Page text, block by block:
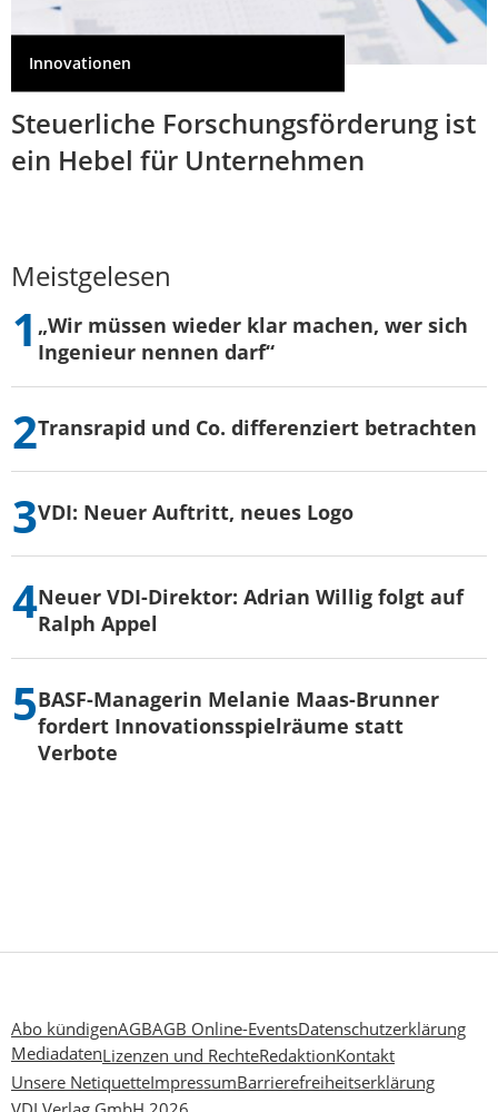
Innovationen
Steuerliche Forschungsförderung ist
ein Hebel für Unternehmen
Meistgelesen
„Wir müssen wieder klar machen, wer sich
Ingenieur nennen darf“
Transrapid und Co. differenziert betrachten
VDI: Neuer Auftritt, neues Logo
Neuer VDI-Direktor: Adrian Willig folgt auf
Ralph Appel
BASF-Managerin Melanie Maas-Brunner
fordert Innovationsspielräume statt
Verbote
Abo kündigenAGBAGB Online-EventsDatenschutzerklärung
MediadatenLizenzen und RechteRedaktionKontakt
Unsere NetiquetteImpressumBarrierefreiheitserklärung